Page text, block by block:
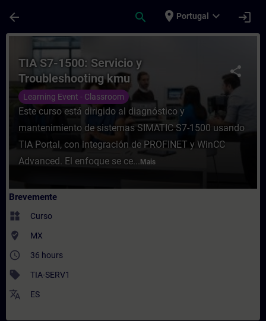
arrow_back search place Portugal expand_more login
Curso - TIA S7-1500: Servicio y
share
TIA S7-1500: Servicio y
Troubleshooting kmu
Learning Event - Classroom
Este curso está dirigido al diagnóstico y
mantenimiento de sistemas SIMATIC S7-1500 usando
TIA Portal, con integración de PROFINET y WinCC
Advanced. El enfoque se ce... Mais
Brevemente
widgets Curso
where_to_vote MX
access_time 36 hours
sell TIA-SERV1
translate ES